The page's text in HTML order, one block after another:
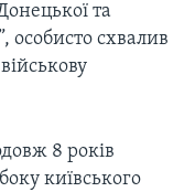
та
особисто схвалив
8 років
київського